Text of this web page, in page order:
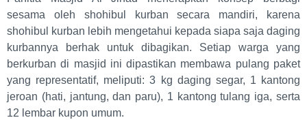
sesama oleh shohibul kurban secara mandiri, karena
shohibul kurban lebih mengetahui kepada siapa saja daging
kurbannya berhak untuk dibagikan. Setiap warga yang
berkurban di masjid ini dipastikan membawa pulang paket
yang representatif, meliputi: 3 kg daging segar, 1 kantong
jeroan (hati, jantung, dan paru), 1 kantong tulang iga, serta
12 lembar kupon umum.